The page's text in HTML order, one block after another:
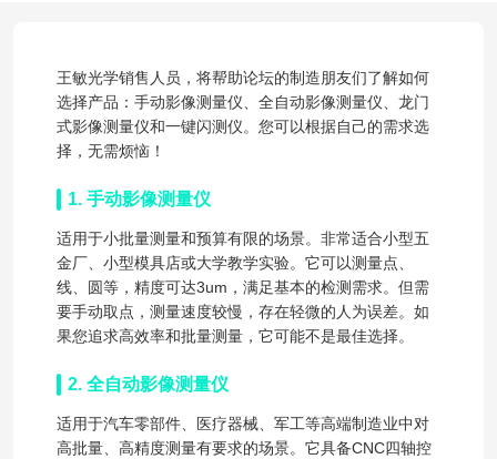
王敏光学销售人员，将帮助论坛的制造朋友们了解如何
选择产品：手动影像测量仪、全自动影像测量仪、龙门
式影像测量仪和一键闪测仪。您可以根据自己的需求选
择，无需烦恼！
1. 手动影像测量仪
适用于小批量测量和预算有限的场景。非常适合小型五
金厂、小型模具店或大学教学实验。它可以测量点、
线、圆等，精度可达3um，满足基本的检测需求。但需
要手动取点，测量速度较慢，存在轻微的人为误差。如
果您追求高效率和批量测量，它可能不是最佳选择。
2. 全自动影像测量仪
适用于汽车零部件、医疗器械、军工等高端制造业中对
高批量、高精度测量有要求的场景。它具备CNC四轴控